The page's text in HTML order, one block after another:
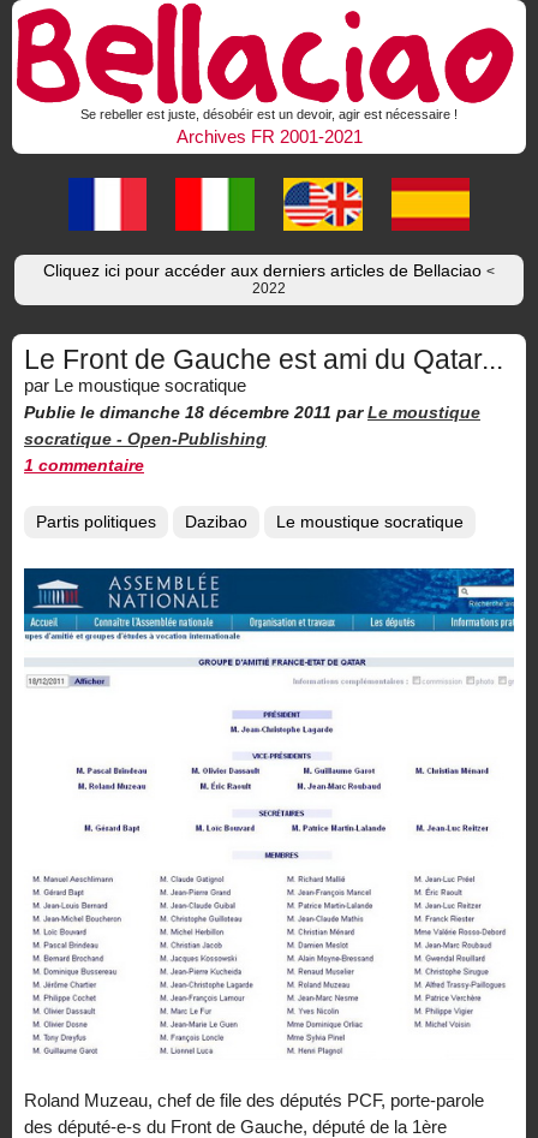
Se rebeller est juste, désobéir est un devoir, agir est nécessaire !
Archives FR 2001-2021
Cliquez ici pour accéder aux derniers articles de Bellaciao <
2022
Le Front de Gauche est ami du Qatar...
par Le moustique socratique
Publie le dimanche 18 décembre 2011 par Le moustique
socratique - Open-Publishing
1 commentaire
Partis politiques Dazibao Le moustique socratique
Roland Muzeau, chef de file des députés PCF, porte-parole
des député-e-s du Front de Gauche, député de la 1ère